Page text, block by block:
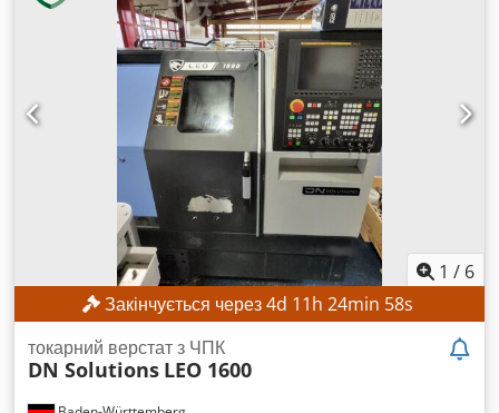
1 / 6
Закінчується через4d 11h 24min 56s
токарний верстат з ЧПК
DN Solutions LEO 1600